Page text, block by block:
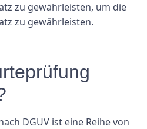
zu gewährleisten, um die
zu gewährleisten.
DGUV ist eine Reihe von